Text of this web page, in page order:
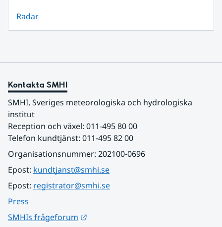
Radar
Kontakta SMHI
SMHI, Sveriges meteorologiska och hydrologiska
institut
Reception och växel: 011-495 80 00
Telefon kundtjänst: 011-495 82 00
Organisationsnummer: 202100-0696
Epost: kundtjanst@smhi.se
Epost: registrator@smhi.se
Press
SMHIs frågeforum